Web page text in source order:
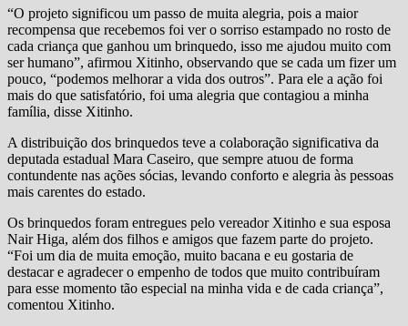
“O projeto significou um passo de muita alegria, pois a maior
recompensa que recebemos foi ver o sorriso estampado no rosto de
cada criança que ganhou um brinquedo, isso me ajudou muito com
ser humano”, afirmou Xitinho, observando que se cada um fizer um
pouco, “podemos melhorar a vida dos outros”. Para ele a ação foi
mais do que satisfatório, foi uma alegria que contagiou a minha
família, disse Xitinho.
A distribuição dos brinquedos teve a colaboração significativa da
deputada estadual Mara Caseiro, que sempre atuou de forma
contundente nas ações sócias, levando conforto e alegria às pessoas
mais carentes do estado.
Os brinquedos foram entregues pelo vereador Xitinho e sua esposa
Nair Higa, além dos filhos e amigos que fazem parte do projeto.
“Foi um dia de muita emoção, muito bacana e eu gostaria de
destacar e agradecer o empenho de todos que muito contribuíram
para esse momento tão especial na minha vida e de cada criança”,
comentou Xitinho.